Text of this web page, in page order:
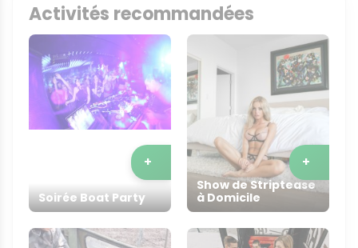
Activités recommandées
Soirée Boat Party
+
Show de Striptease
à Domicile
+